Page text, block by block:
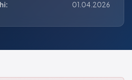
01.04.2026